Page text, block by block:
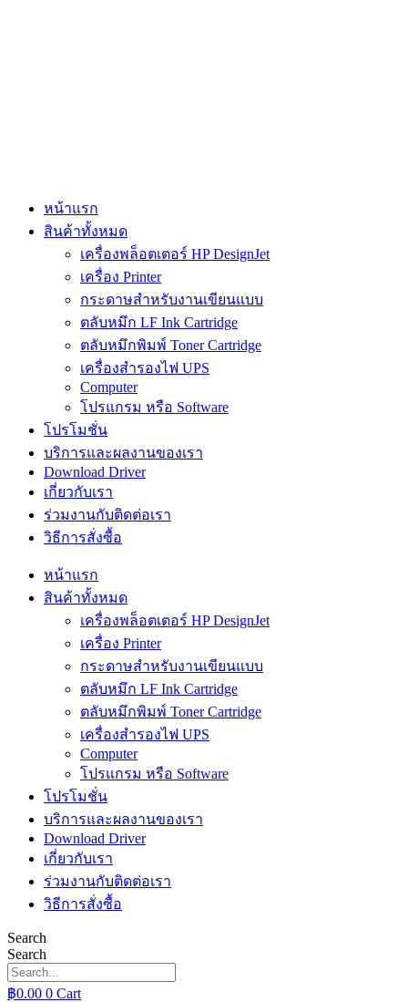
หน้าแรก
สินค้าทั้งหมด
เครื่องพล็อตเตอร์ HP DesignJet
เครื่อง Printer
กระดาษสำหรับงานเขียนแบบ
ตลับหมึก LF Ink Cartridge
ตลับหมึกพิมพ์ Toner Cartridge
เครื่องสำรองไฟ UPS
Computer
โปรแกรม หรือ Software
โปรโมชั่น
บริการและผลงานของเรา
Download Driver
เกี่ยวกับเรา
ร่วมงานกับติดต่อเรา
วิธีการสั่งซื้อ
หน้าแรก
สินค้าทั้งหมด
เครื่องพล็อตเตอร์ HP DesignJet
เครื่อง Printer
กระดาษสำหรับงานเขียนแบบ
ตลับหมึก LF Ink Cartridge
ตลับหมึกพิมพ์ Toner Cartridge
เครื่องสำรองไฟ UPS
Computer
โปรแกรม หรือ Software
โปรโมชั่น
บริการและผลงานของเรา
Download Driver
เกี่ยวกับเรา
ร่วมงานกับติดต่อเรา
วิธีการสั่งซื้อ
Search
Search
฿0.00 0 Cart